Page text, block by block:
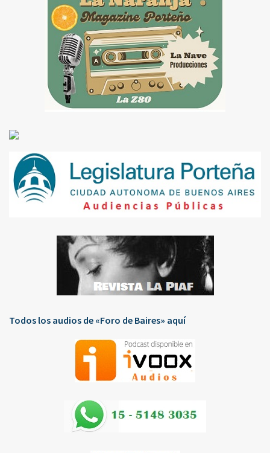
Todos los audios de «Foro de Baires» aquí